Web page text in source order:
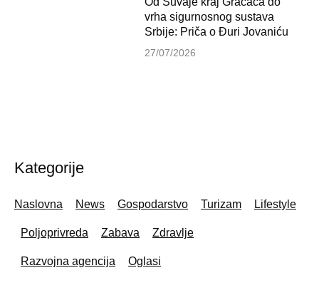
vrha sigurnosnog sustava
Srbije: Priča o Đuri Jovaniću
27/07/2026
Kategorije
Naslovna News Gospodarstvo Turizam Lifestyle
Poljoprivreda Zabava Zdravlje
Razvojna agencija Oglasi